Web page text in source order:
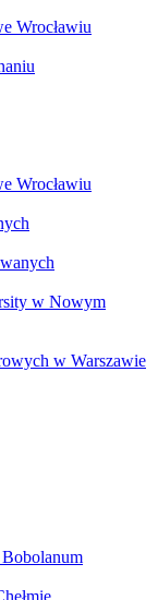
Wrocławiu
Wrocławiu
w Nowym
w Warszawie